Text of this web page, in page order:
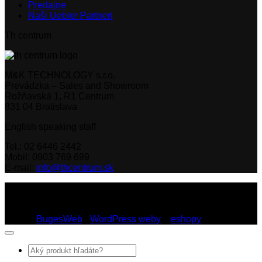
Predajne
Naši Uebler Partneri
info@thcentrum.sk
BugesWeb WordPress weby eshopy
Hľadať: